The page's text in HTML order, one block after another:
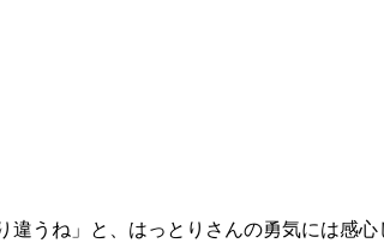
うね」と、はっとりさんの勇気には感心